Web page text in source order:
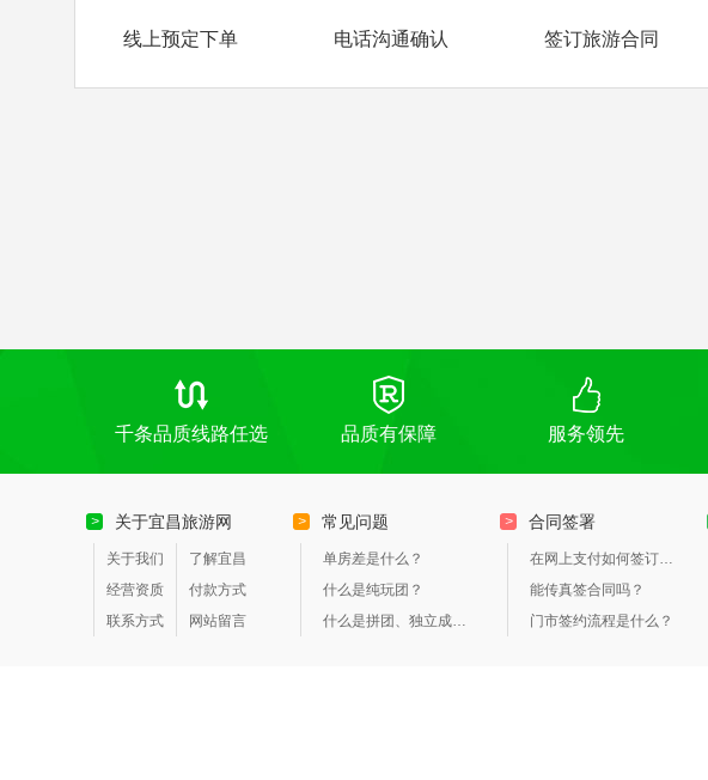
观山”之美称---【什刹海】，感受古典与现代的相容，传统与前卫的
卧返回宜昌，结束愉快行程!
线上预定下单 电话沟通确认 签订旅游合同
千条品质线路任选 品质有保障 服务领先
> 关于宜昌旅游网
关于我们
了解宜昌
经营资质
付款方式
联系方式
网站留言
> 常见问题
单房差是什么？
什么是纯玩团？
什么是拼团、独立成团？
> 合同签署
在网上支付如何签订合同？
能传真签合同吗？
门市签约流程是什么？